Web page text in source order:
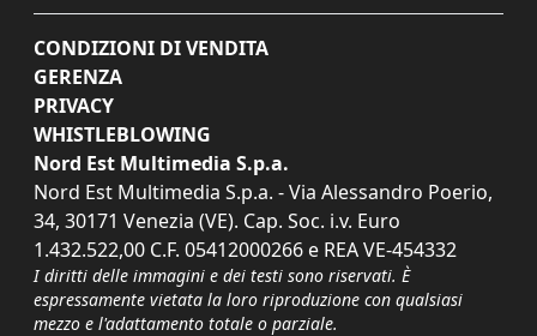
CONDIZIONI DI VENDITA
GERENZA
PRIVACY
WHISTLEBLOWING
Nord Est Multimedia S.p.a.
Nord Est Multimedia S.p.a. - Via Alessandro Poerio,
34, 30171 Venezia (VE). Cap. Soc. i.v. Euro
1.432.522,00 C.F. 05412000266 e REA VE-454332
I diritti delle immagini e dei testi sono riservati. È
espressamente vietata la loro riproduzione con qualsiasi
mezzo e l'adattamento totale o parziale.